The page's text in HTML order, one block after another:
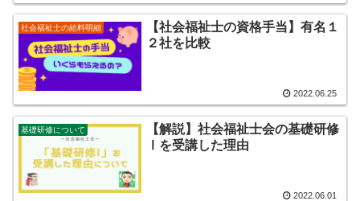
社会福祉士の給料明細
【社会福祉士の資格手当】有名１
２社を比較
2022.06.25
基礎研修について
【解説】社会福祉士会の基礎研修
Ⅰを受講した理由
2022.06.01